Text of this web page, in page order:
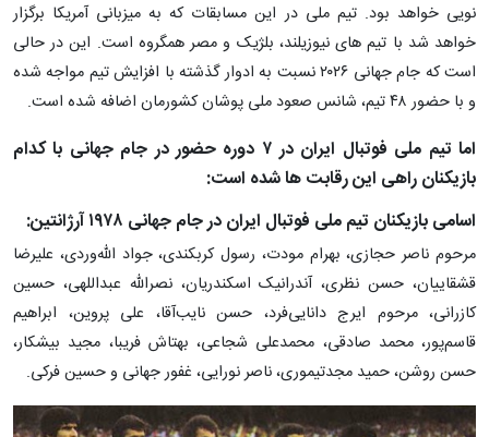
نویی خواهد بود. تیم ملی در این مسابقات که به میزبانی آمریکا برگزار
خواهد شد با تیم های نیوزیلند، بلژیک و مصر همگروه است. این در حالی
است که جام جهانی ۲۰۲۶ نسبت به ادوار گذشته با افزایش تیم مواجه شده
و با حضور ۴۸ تیم، شانس صعود ملی پوشان کشورمان اضافه شده است.
اما تیم ملی فوتبال ایران در ۷ دوره حضور در جام جهانی با کدام
بازیکنان راهی این رقابت ها شده است:
اسامی بازیکنان تیم ملی فوتبال ایران در جام جهانی ۱۹۷۸ آرژانتین:
مرحوم ناصر حجازی، بهرام مودت، رسول کربکندی، جواد الله‌وردی، علیرضا
قشقاییان، حسن نظری، آندرانیک اسکندریان، نصرالله عبداللهی، حسین
کازرانی، مرحوم ایرج دانایی‌فرد، حسن نایب‌آقا، علی پروین، ابراهیم
قاسم‌پور، محمد صادقی، محمدعلی شجاعی، بهتاش فریبا، مجید بیشکار،
حسن روشن، حمید مجدتیموری، ناصر نورایی، غفور جهانی و حسین فرکی.